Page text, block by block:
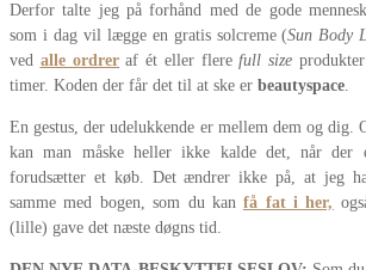
Derfor talte jeg på forhånd med de gode
som i dag vil lægge en gratis solcreme (Sun Body
ved alle ordreraf ét eller flerefull size
timer. Koden der får det til at ske er beautyspace.
En gestus, der udelukkende er mellem dem og dig.
kan man måske heller ikke kalde det, når der
forudsætter et køb. Det ændrer ikke på, at jeg
samme med bogen, som du kanfå fat i her,
(lille) gave det næste døgns tid.